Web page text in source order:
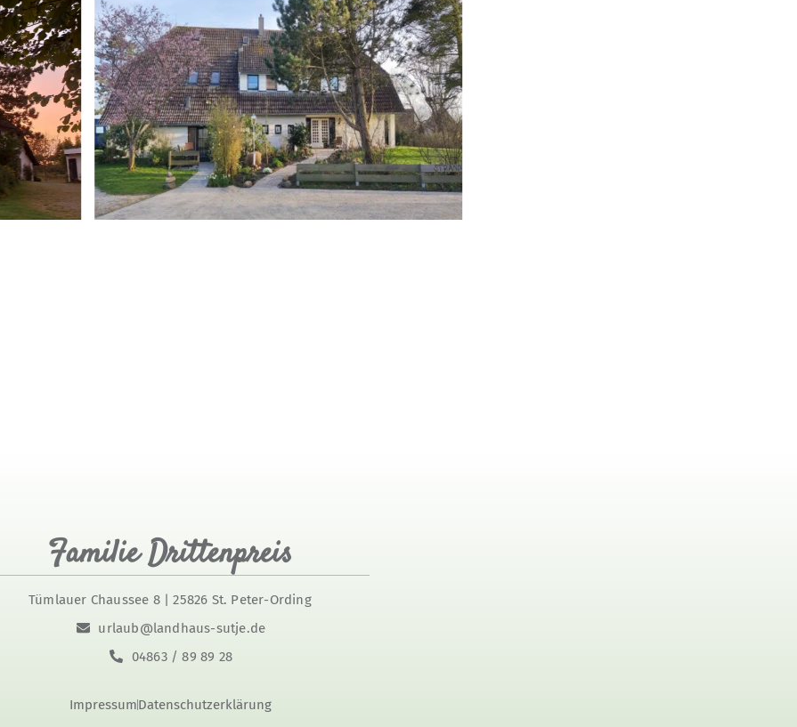
Familie Drittenpreis
Tümlauer Chaussee 8 | 25826 St. Peter-Ording
urlaub@landhaus-sutje.de
04863 / 89 89 28
ImpressumDatenschutzerklärung